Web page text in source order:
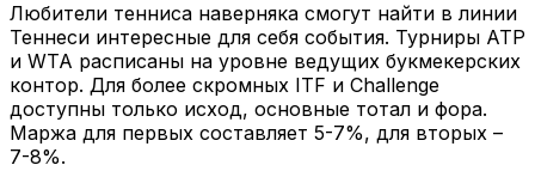
Любители тенниса наверняка смогут найти в линии
Теннеси интересные для себя события. Турниры ATP
и WTA расписаны на уровне ведущих букмекерских
контор. Для более скромных ITF и Challenge
доступны только исход, основные тотал и фора.
Маржа для первых составляет 5-7%, для вторых –
7-8%.